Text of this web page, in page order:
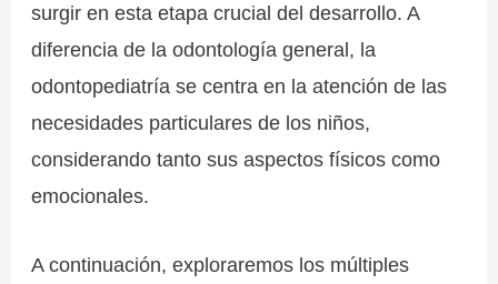
surgir en esta etapa crucial del desarrollo. A
diferencia de la odontología general, la
odontopediatría se centra en la atención de las
necesidades particulares de los niños,
considerando tanto sus aspectos físicos como
emocionales.
A continuación, exploraremos los múltiples